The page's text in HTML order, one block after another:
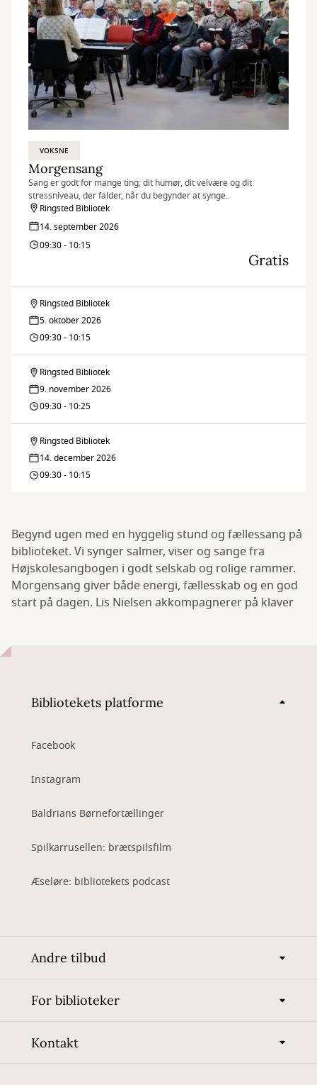
VOKSNE
Morgensang
Sang er godt for mange ting; dit humør, dit velvære og dit
stressniveau, der falder, når du begynder at synge.
Ringsted Bibliotek
14. september 2026
09:30 - 10:15
Gratis
Morgensang
Ringsted Bibliotek
5. oktober 2026
09:30 - 10:15
Morgensang
Ringsted Bibliotek
9. november 2026
09:30 - 10:25
Morgensang
Ringsted Bibliotek
14. december 2026
09:30 - 10:15
Begynd ugen med en hyggelig stund og fællessang på
biblioteket. Vi synger salmer, viser og sange fra
Højskolesangbogen i godt selskab og rolige rammer.
Morgensang giver både energi, fællesskab og en god
start på dagen. Lis Nielsen akkompagnerer på klaver
Bibliotekets platforme
Facebook
Instagram
Baldrians Børnefortællinger
Spilkarrusellen: brætspilsfilm
Æseløre: bibliotekets podcast
Andre tilbud
For biblioteker
Kontakt